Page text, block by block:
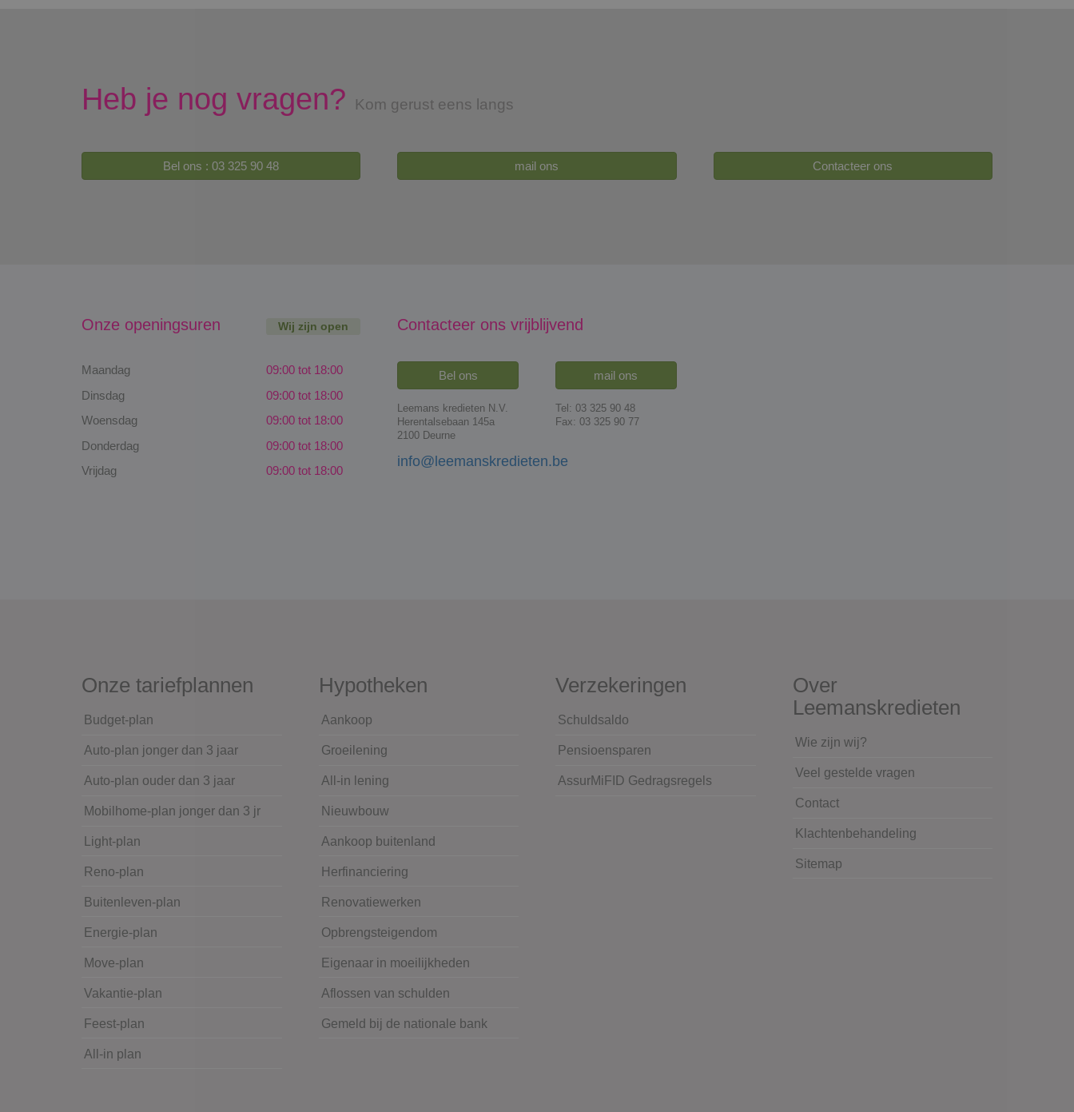
Heb je nog vragen? Kom gerust eens langs
Bel ons : 03 325 90 48 mail ons Contacteer ons
Onze openingsuren Wij zijn open
Maandag
09:00 tot 18:00
Dinsdag
09:00 tot 18:00
Woensdag
09:00 tot 18:00
Donderdag
09:00 tot 18:00
Vrijdag
09:00 tot 18:00
Contacteer ons vrijblijvend
Bel ons mail ons
Leemans kredieten N.V.
Herentalsebaan 145a
2100 Deurne
Tel: 03 325 90 48
Fax: 03 325 90 77
info@leemanskredieten.be
Onze tariefplannen
Budget-plan
Auto-plan jonger dan 3 jaar
Auto-plan ouder dan 3 jaar
Mobilhome-plan jonger dan 3 jr
Light-plan
Reno-plan
Buitenleven-plan
Energie-plan
Move-plan
Vakantie-plan
Feest-plan
All-in plan
Hypotheken
Aankoop
Groeilening
All-in lening
Nieuwbouw
Aankoop buitenland
Herfinanciering
Renovatiewerken
Opbrengsteigendom
Eigenaar in moeilijkheden
Aflossen van schulden
Gemeld bij de nationale bank
Verzekeringen
Schuldsaldo
Pensioensparen
AssurMiFID Gedragsregels
Over
Leemanskredieten
Wie zijn wij?
Veel gestelde vragen
Contact
Klachtenbehandeling
Sitemap